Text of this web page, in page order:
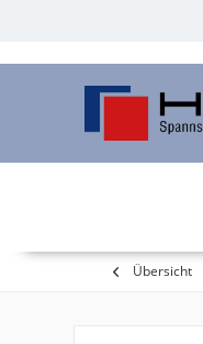
Übersicht